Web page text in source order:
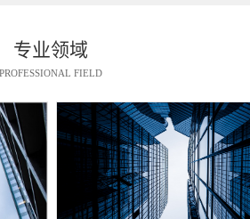
专业领域
PROFESSIONAL FIELD